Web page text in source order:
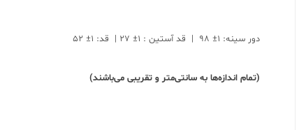
دور سینه: ۱± ۹۸ | قد آستین : ۱± ۲۷ | قد: ۱± ۵۲
(تمام اندازه‌ها به سانتی‌متر و تقریبی می‌باشند)